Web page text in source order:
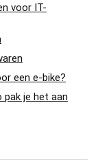
voor IT-
een e-bike?
pak je het aan